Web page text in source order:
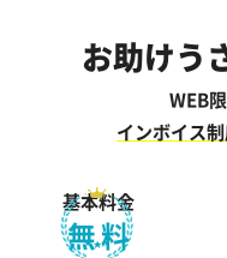
お助けう
WEB
インボイス
基本料金
無料